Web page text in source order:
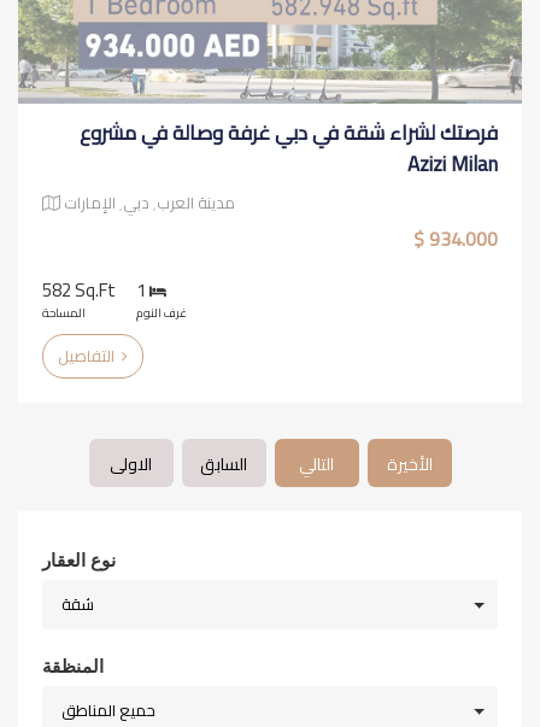
فرصتك لشراء شقة في دبي غرفة وصالة في مشروع
Azizi Milan
مدينة العرب٬ دبي٬ الإمارات
934.000 $
582 Sq.ft
المساحة
1
غرف النوم
الاولى السابق التالي الأخيرة
نوع العقار
شقة
المنظقة
حميع المناطق